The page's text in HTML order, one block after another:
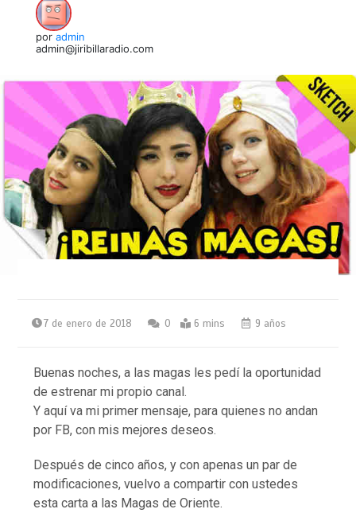
por admin
admin@jiribillaradio.com
7 de enero de 2018 0 6 mins 9 años
Buenas noches, a las magas les pedí la oportunidad
de estrenar mi propio canal.
Y aquí va mi primer mensaje, para quienes no andan
por FB, con mis mejores deseos.
Después de cinco años, y con apenas un par de
modificaciones, vuelvo a compartir con ustedes
esta carta a las Magas de Oriente.